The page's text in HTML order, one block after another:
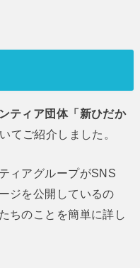
ティア団体「新ひだか
てご紹介しました。
ィアグループがSNS
ジを公開しているの
ちのことを簡単に詳し